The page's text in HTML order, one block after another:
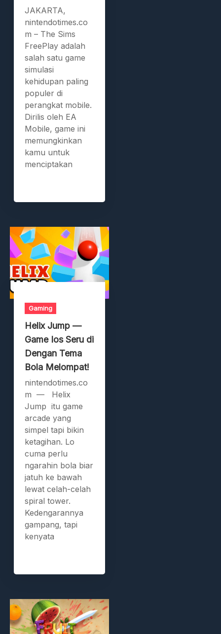
JAKARTA,
nintendotimes.co
m – The Sims
FreePlay adalah
salah satu game
simulasi
kehidupan paling
populer di
perangkat mobile.
Dirilis oleh EA
Mobile, game ini
memungkinkan
kamu untuk
menciptakan
Gaming
Helix Jump —
Game Ios Seru di
Dengan Tema
Bola Melompat!
nintendotimes.co
m — Helix
Jump itu game
arcade yang
simpel tapi bikin
ketagihan. Lo
cuma perlu
ngarahin bola biar
jatuh ke bawah
lewat celah-celah
spiral tower.
Kedengarannya
gampang, tapi
kenyata